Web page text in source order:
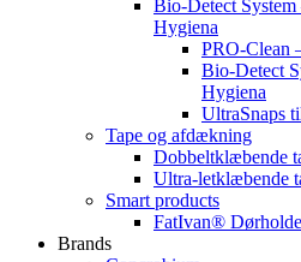
Bio-Detect
Hygiena
PRO-Clean
Bio-Detect
Hygiena
UltraSnaps
Tape og afdækning
Dobbeltklæbende
Ultra-letklæbende
Smart products
FatIvan®
Brands